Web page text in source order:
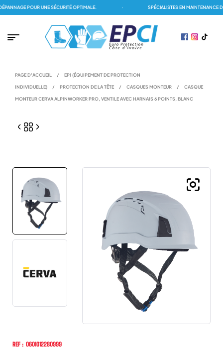
POUR UNE SÉCURITÉ OPTIMALE. SPÉCIALISTES EN MAINTENANCE
PAGE D'ACCUEIL / EPI (ÉQUIPEMENT DE PROTECTION
INDIVIDUELLE) / PROTECTION DE LA TÊTE / CASQUES MONTEUR / CASQUE
MONTEUR CERVA ALPINWORKER PRO, VENTILE AVEC HARNAIS 6 POINTS, BLANC
REF : 0601012280999